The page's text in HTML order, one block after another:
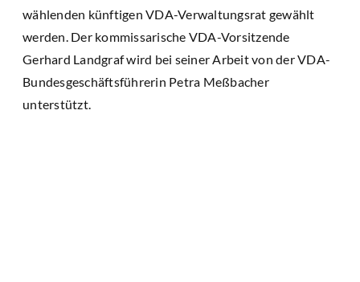
wählenden künftigen VDA-Verwaltungsrat gewählt
werden. Der kommissarische VDA-Vorsitzende
Gerhard Landgraf wird bei seiner Arbeit von der VDA-
Bundesgeschäftsführerin Petra Meßbacher
unterstützt.